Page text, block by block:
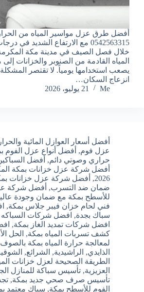
أفضل طرق عزل مواسير المياه من
0542563315 مع الارتفاع الشديد في
خلال فصل الصيف في مدينة مكة
المياه القادمة من الصنوبر والخزانات
يصعب استخدامها يومياً. لا تقتصر
انزعاج السكان…
Me
21 يوليو، 2026
أفضل أسعار العوازل المائية
عزل فوم, أفضل أنواع عزل الفوم
حراري وصوتي دائم, أفضل
أفضل شركة عزل خزانات بمكة
2026
, أفضل شركة عزل خزانات
ضمان ضد التسرب, أفضل شركة
للأسطح بمكة مع ضمان وجودة
فني لحام خزان فيبر جلاس بمكة,
سباك بجدة, افضل شركات السباكه
افضل شركات تمديد الغاز بمكة,
كشف تسربات المياه بمكة, الحل
لمعالجة حرارة المياه بمكة
الذايدي, الراشيدية, الشرائع,
الطريقة الصحيحة لعزل خزانات
العزيزية, تأسيس سباكة للمنازل
تأسيس صرف صحي جديد بمكة,
الفوم للأسطح بمكة, سباك معتمد